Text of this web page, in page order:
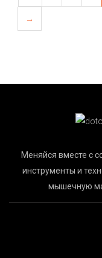
→
Меняйся вместе с
инструменты и
мышечную